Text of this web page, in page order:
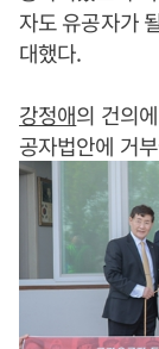
자도 유공자가
대했다.
강정애의 건의
공자법안에 거